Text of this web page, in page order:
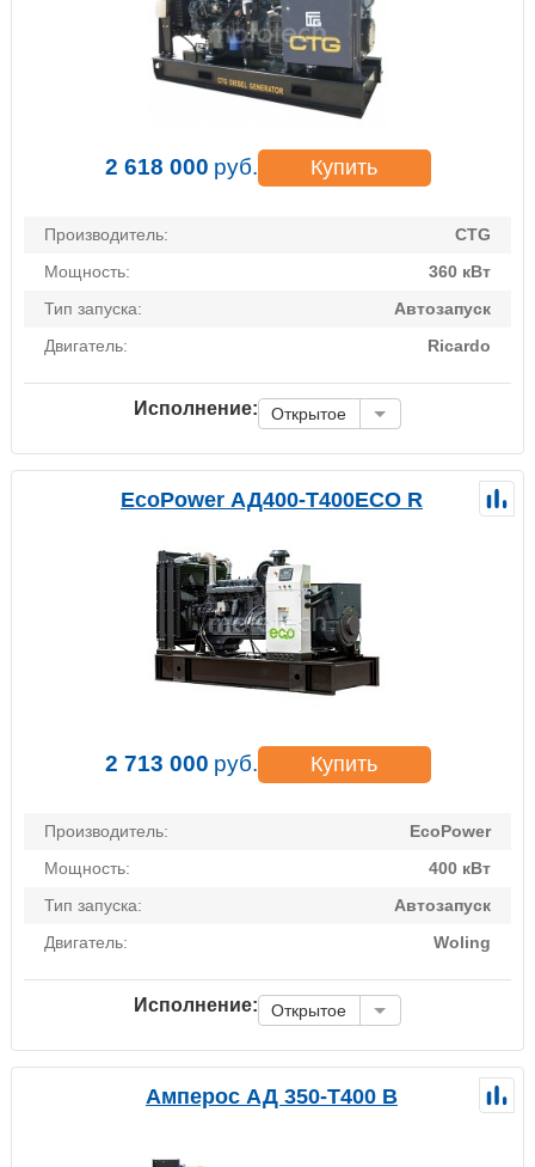
2 618 000 руб. Купить
Производитель:
CTG
Мощность:
360 кВт
Тип запуска:
Автозапуск
Двигатель:
Ricardo
Исполнение: Открытое
EcoPower АД400-T400ECO R
2 713 000 руб. Купить
Производитель:
EcoPower
Мощность:
400 кВт
Тип запуска:
Автозапуск
Двигатель:
Woling
Исполнение: Открытое
Амперос АД 350-Т400 B